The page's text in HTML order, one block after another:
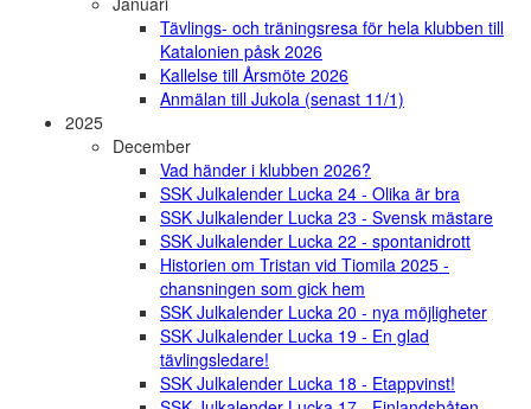
Tävlings- och träningsresa för hela klubben till
Katalonien påsk 2026
Kallelse till Årsmöte 2026
Anmälan till Jukola (senast 11/1)
2025
December
Vad händer i klubben 2026?
SSK Julkalender Lucka 24 - Olika är bra
SSK Julkalender Lucka 23 - Svensk mästare
SSK Julkalender Lucka 22 - spontanidrott
Historien om Tristan vid Tiomila 2025 -
chansningen som gick hem
SSK Julkalender Lucka 20 - nya möjligheter
SSK Julkalender Lucka 19 - En glad
tävlingsledare!
SSK Julkalender Lucka 18 - Etappvinst!